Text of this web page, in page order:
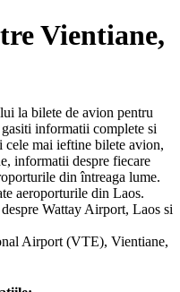
Vientiane,
la bilete de avion pentru
informatii complete si
mai ieftine bilete avion,
informatii despre fiecare
din întreaga lume.
aeroporturile din Laos.
Wattay Airport, Laos si
Airport (VTE), Vientiane,